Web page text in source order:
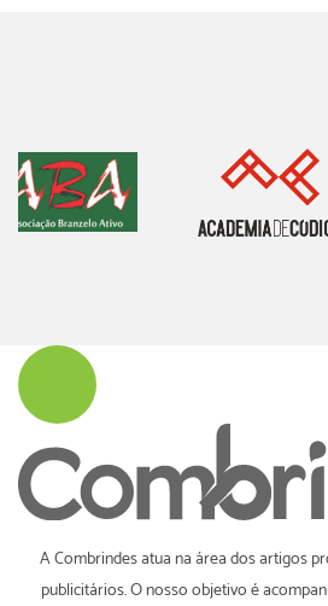
A Combrindes atua na área dos artigos
publicitários. O nosso objetivo é